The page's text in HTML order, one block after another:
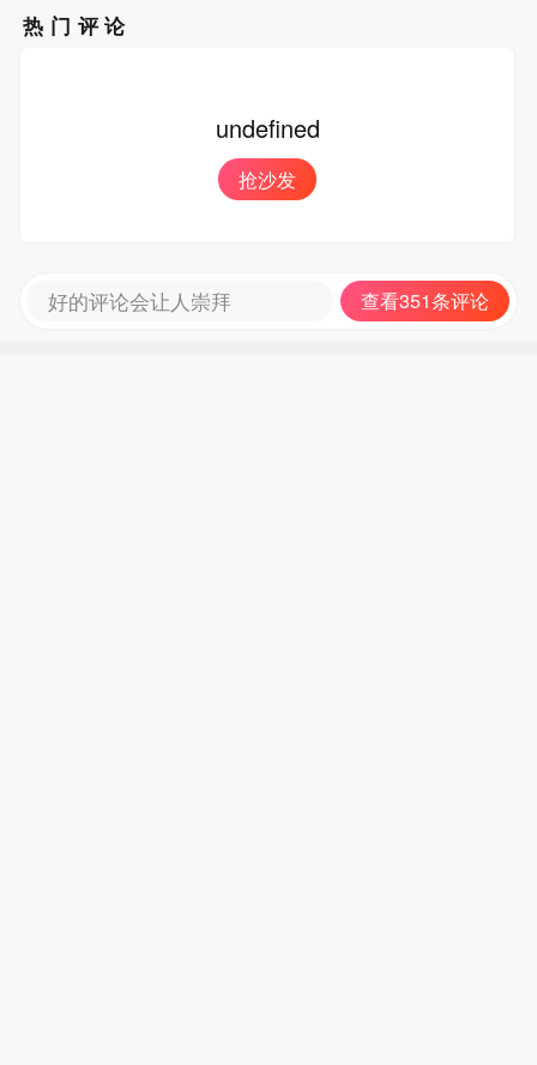
热门评论
undefined
抢沙发
好的评论会让人崇拜 查看351条评论